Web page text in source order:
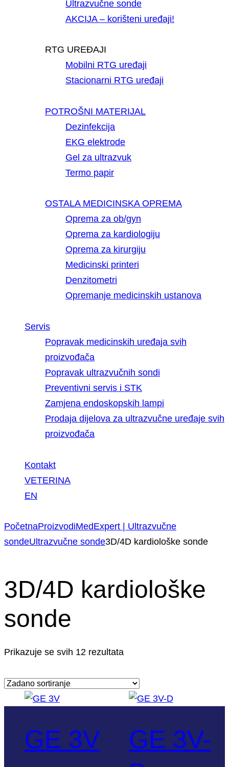
Ultrazvučne sonde
AKCIJA – korišteni uređaji!
RTG UREĐAJI
Mobilni RTG uređaji
Stacionarni RTG uređaji
POTROŠNI MATERIJAL
Dezinfekcija
EKG elektrode
Gel za ultrazvuk
Termo papir
OSTALA MEDICINSKA OPREMA
Oprema za ob/gyn
Oprema za kardiologiju
Oprema za kirurgiju
Medicinski printeri
Denzitometri
Opremanje medicinskih ustanova
Servis
Popravak medicinskih uređaja svih
proizvođača
Popravak ultrazvučnih sondi
Preventivni servis i STK
Zamjena endoskopskih lampi
Prodaja dijelova za ultrazvučne uređaje svih
proizvođača
Kontakt
VETERINA
EN
facebook-
1
linkedin
youtube
PočetnaProizvodiMedExpert | Ultrazvučne
sondeUltrazvučne sonde3D/4D kardiološke sonde
3D/4D kardiološke
sonde
Prikazuje se svih 12 rezultata
GE 3V
GE 3V-